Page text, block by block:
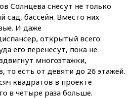
Солнцева снесут не только
сад, бассейн. Вместо них
И даже
открытый всего
его перенесут, пока не
многоэтажки,
есть от девяти до 26 этажей.
квадратов в проекте
в четыре раза больше.